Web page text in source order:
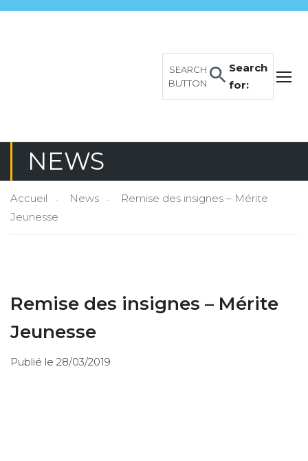
Search
for:
SEARCH
BUTTON
NEWS
Accueil News
Remise des insignes – Mérite
Jeunesse
Remise des insignes – Mérite
Jeunesse
Publié le 28/03/2019